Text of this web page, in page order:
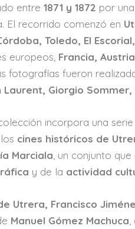
entre1871 y 1872 por
El recorrido comenzó en
Toledo, El
europeos, Francia,
fotografías fueron
Laurent, Giorgio Sommer,
incorpora una
cines históricos de
Marciala , un conjunto
y de la actividad
Utrera, Francisco
Manuel Gómez Machuca